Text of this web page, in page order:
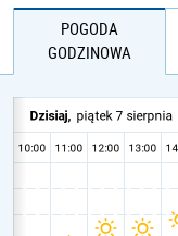
POGODA
GODZINOWA